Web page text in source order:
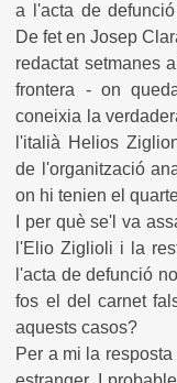
a l'acta de
De fet en Josep
redactat setmanes
frontera - on
coneixia la
l'italià Helios
de l'organització
on hi tenien el
I per què se'l va
l'Elio Ziglioli i la
l'acta de defunció
fos el del carnet
aquests casos?
Per a mi la